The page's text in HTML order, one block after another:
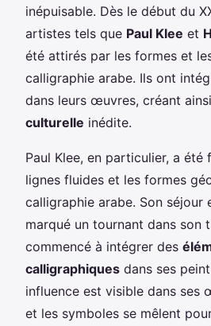
inépuisable. Dès le début du
artistes tels que Paul Klee et
été attirés par les formes et
calligraphie arabe. Ils ont
dans leurs œuvres, créant
culturelle inédite.
Paul Klee, en particulier, a été
lignes fluides et les formes
calligraphie arabe. Son séjour
marqué un tournant dans son
commencé à intégrer des
calligraphiques dans ses
influence est visible dans ses
et les symboles se mêlent